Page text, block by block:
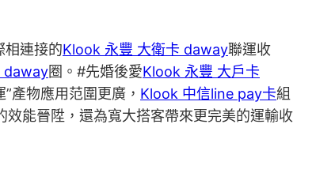
相連接的Klook 永豐 大衛卡 daway聯運收
daway圈。#先婚後愛Klook 永豐 大戶卡
產物應用范圍更廣， Klook 中信line pay卡組
效能晉陞，還為寬大搭客帶來更完美的運輸收